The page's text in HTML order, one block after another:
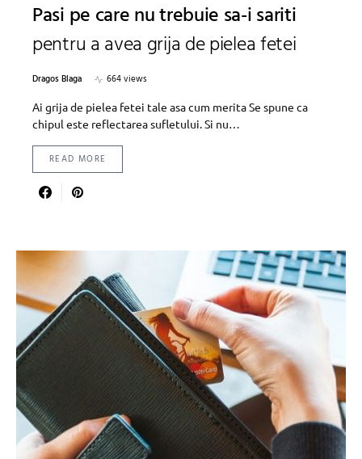
Pasi pe care nu trebuie sa-i sariti
pentru a avea grija de pielea fetei
Dragos Blaga
664 views
Ai grija de pielea fetei tale asa cum merita Se spune ca
chipul este reflectarea sufletului. Si nu…
READ MORE